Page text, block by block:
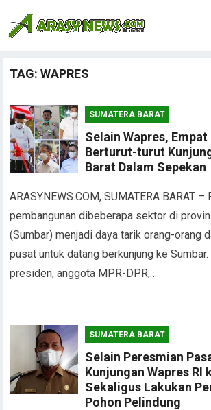
TAG:WAPRES
SUMATERA BARAT
Selain Wapres,
Berturut-turut
Barat Dalam Sepekan
ARASYNEWS.COM, SUMATERA BARAT –
pembangunan dibeberapa sektor di
(Sumbar) menjadi daya tarik orang-orang
pusat untuk datang berkunjung ke
presiden, anggota MPR-DPR,…
SUMATERA BARAT
Selain Peresmian
Kunjungan Wapres RI
Sekaligus Lakukan
Pohon Pelindung